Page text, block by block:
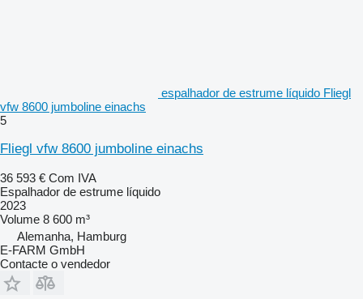
espalhador de estrume líquido Fliegl
vfw 8600 jumboline einachs
5
Fliegl vfw 8600 jumboline einachs
36 593 € Com IVA
Espalhador de estrume líquido
2023
Volume 8 600 m³
Alemanha, Hamburg
E-FARM GmbH
Contacte o vendedor